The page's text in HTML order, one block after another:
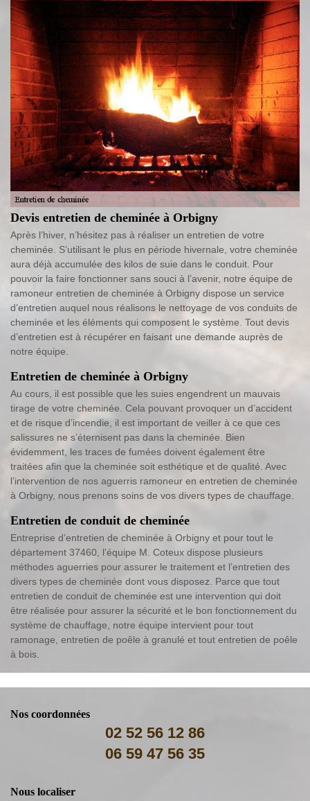
Devis entretien de cheminée à Orbigny
Après l’hiver, n’hésitez pas à réaliser un entretien de votre
cheminée. S’utilisant le plus en période hivernale, votre cheminée
aura déjà accumulée des kilos de suie dans le conduit. Pour
pouvoir la faire fonctionner sans souci à l’avenir, notre équipe de
ramoneur entretien de cheminée à Orbigny dispose un service
d’entretien auquel nous réalisons le nettoyage de vos conduits de
cheminée et les éléments qui composent le système. Tout devis
d’entretien est à récupérer en faisant une demande auprès de
notre équipe.
Entretien de cheminée à Orbigny
Au cours, il est possible que les suies engendrent un mauvais
tirage de votre cheminée. Cela pouvant provoquer un d’accident
et de risque d’incendie, il est important de veiller à ce que ces
salissures ne s’éternisent pas dans la cheminée. Bien
évidemment, les traces de fumées doivent également être
traitées afin que la cheminée soit esthétique et de qualité. Avec
l’intervention de nos aguerris ramoneur en entretien de cheminée
à Orbigny, nous prenons soins de vos divers types de chauffage.
Entretien de conduit de cheminée
Entreprise d’entretien de cheminée à Orbigny et pour tout le
département 37460, l’équipe M. Coteux dispose plusieurs
méthodes aguerries pour assurer le traitement et l’entretien des
divers types de cheminée dont vous disposez. Parce que tout
entretien de conduit de cheminée est une intervention qui doit
être réalisée pour assurer la sécurité et le bon fonctionnement du
système de chauffage, notre équipe intervient pour tout
ramonage, entretien de poêle à granulé et tout entretien de poêle
à bois.
Nos coordonnées
02 52 56 12 86
06 59 47 56 35
Nous localiser